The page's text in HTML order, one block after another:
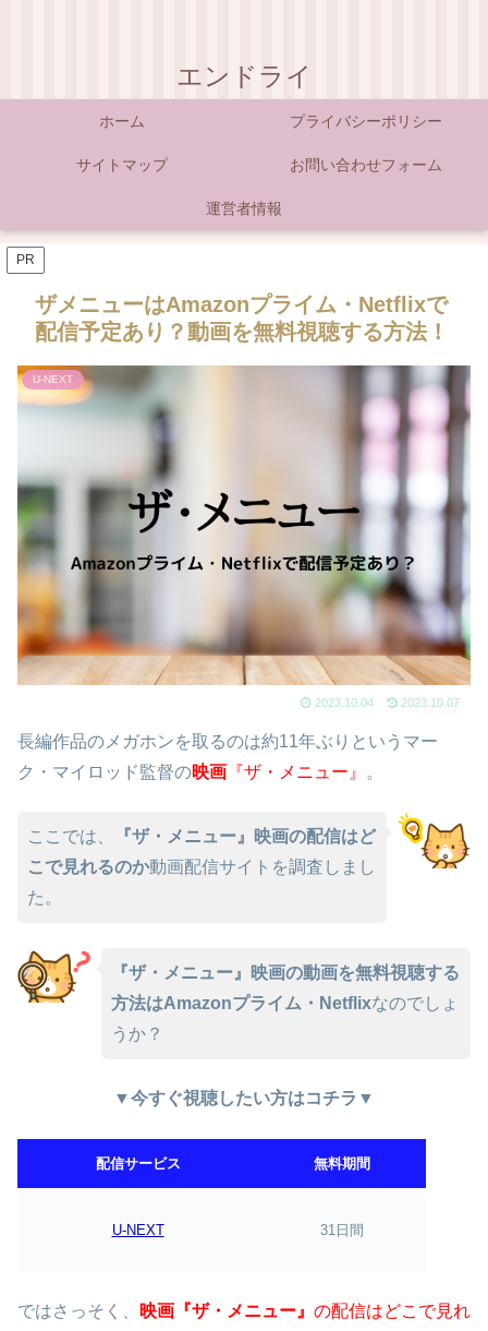
エンドライ
ホーム プライバシーポリシー
サイトマップ お問い合わせフォーム
運営者情報
PR
ザメニューはAmazonプライム・Netflixで
配信予定あり？動画を無料視聴する方法！
U-NEXT
2023.10.04 2023.10.07
長編作品のメガホンを取るのは約11年ぶりというマー
ク・マイロッド監督の映画 『ザ・メニュー』 。
ここでは、
『ザ・メニュー』映画の配信はど
こで見れるのか動画配信サイトを調査しまし
た。
『ザ・メニュー』映画の動画を無料視聴する
方法はAmazonプライム・Netflixなのでしょ
うか？
▼今すぐ視聴したい方はコチラ▼
配信サービス 無料期間
U-NEXT 31日間
ではさっそく、 映画『ザ・メニュー』 の配信はどこで見れ